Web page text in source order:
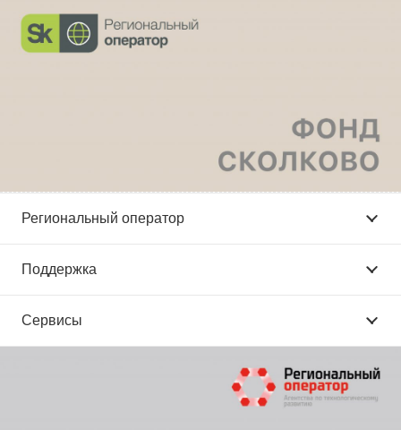
Региональный оператор
Поддержка
Сервисы